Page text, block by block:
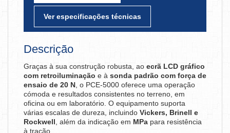
Ver especificações técnicas
Descrição
Graças à sua construção robusta, ao ecrã LCD gráfico
com retroiluminação e à sonda padrão com força de
ensaio de 20 N , o PCE-5000 oferece uma operação
cómoda e resultados consistentes no terreno, em
oficina ou em laboratório. O equipamento suporta
várias escalas de dureza, incluindo Vickers, Brinell e
Rockwell , além da indicação em MPa para resistência
à tração.